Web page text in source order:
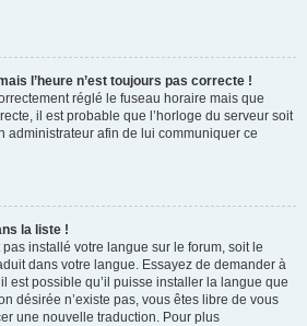
l’heure n’est toujours pas correcte !
réglé le fuseau horaire mais que
il est probable que l’horloge du serveur soit
administrateur afin de lui communiquer ce
la liste !
installé votre langue sur le forum, soit le
dans votre langue. Essayez de demander à
est possible qu’il puisse installer la langue que
désirée n’existe pas, vous êtes libre de vous
une nouvelle traduction. Pour plus